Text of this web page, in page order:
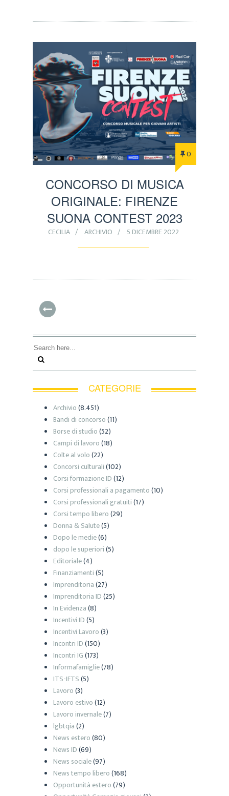
0
CONCORSO DI MUSICA
ORIGINALE: FIRENZE
SUONA CONTEST 2023
CECILIA ARCHIVIO 5 DICEMBRE 2022
CATEGORIE
Archivio(8.451)
Bandi di concorso(11)
Borse di studio(52)
Campi di lavoro(18)
Colte al volo(22)
Concorsi culturali(102)
Corsi formazione ID(12)
Corsi professionali a pagamento(10)
Corsi professionali gratuiti(17)
Corsi tempo libero(29)
Donna & Salute(5)
Dopo le medie(6)
dopo le superiori(5)
Editoriale(4)
Finanziamenti(5)
Imprenditoria(27)
Imprenditoria ID(25)
In Evidenza(8)
Incentivi ID(5)
Incentivi Lavoro(3)
Incontri ID(150)
Incontri IG(173)
Informafamiglie(78)
ITS-IFTS(5)
Lavoro(3)
Lavoro estivo(12)
Lavoro invernale(7)
lgbtqia(2)
News estero(80)
News ID(69)
News sociale(97)
News tempo libero(168)
Opportunità estero(79)